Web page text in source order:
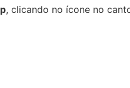
, clicando no ícone no